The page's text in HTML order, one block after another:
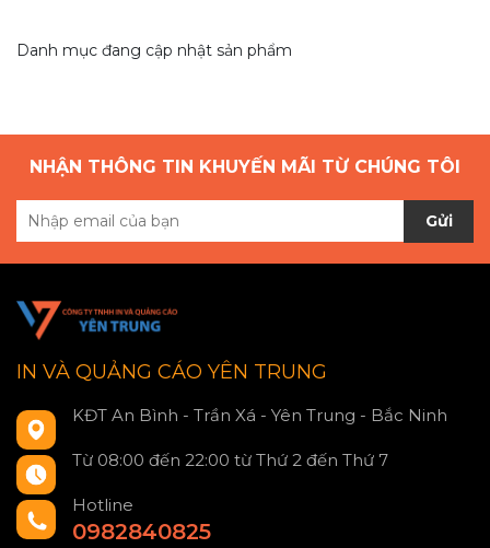
Danh mục đang cập nhật sản phẩm
NHẬN THÔNG TIN KHUYẾN MÃI TỪ CHÚNG TÔI
Gửi
IN VÀ QUẢNG CÁO YÊN TRUNG
KĐT An Bình - Trần Xá - Yên Trung - Bắc Ninh
Từ 08:00 đến 22:00 từ Thứ 2 đến Thứ 7
Hotline
0982840825